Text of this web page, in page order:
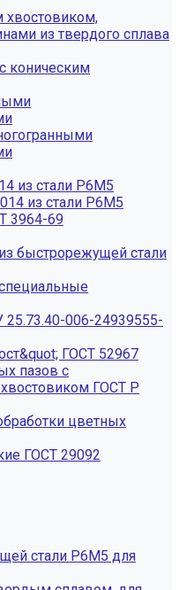
из твердого сплава
коническим
из стали Р6М5
из стали Р6М5
3964-69
быстрорежущей стали
006-24939555-
ГОСТ 52967
пазов с
ГОСТ Р
цветных
ГОСТ 29092
стали Р6М5 для